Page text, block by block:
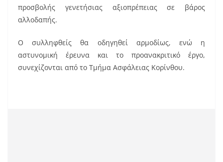
προσβολής γενετήσιας αξιοπρέπειας σε βάρος
αλλοδαπής.
Ο συλληφθείς θα οδηγηθεί αρμοδίως, ενώ η
αστυνομική έρευνα και το προανακριτικό έργο,
συνεχίζονται από το Τμήμα Ασφάλειας Κορίνθου.